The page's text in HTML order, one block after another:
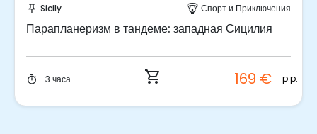
Спорт и Приключения
в тандеме: западная Сицилия
shopping_cart 169 €
push_pin Palermo
Уличная еда:
timer 3 часа